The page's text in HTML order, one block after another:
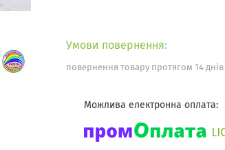
повернення товару протягом 14 днів